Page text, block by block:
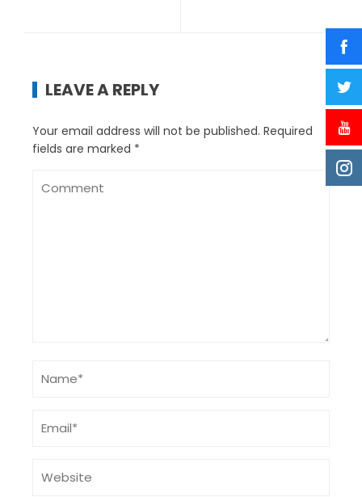
LEAVE A REPLY
Your email address will not be published. Required
fields are marked *